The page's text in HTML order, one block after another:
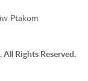
Ptakom
Rights Reserved.